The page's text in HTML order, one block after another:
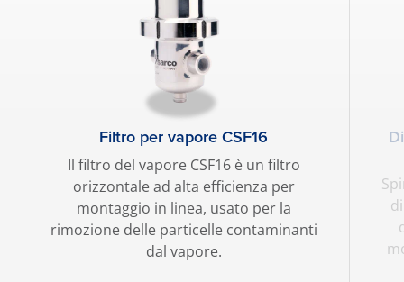
Filtro per vapore CSF16
Il filtro del vapore CSF16 è un filtro
orizzontale ad alta efficienza per
montaggio in linea, usato per la
rimozione delle particelle contaminanti
dal vapore.